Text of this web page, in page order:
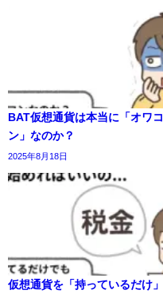
BAT仮想通貨は本当に「オワコ
ン」なのか？
2025年8月18日
仮想通貨を「持っているだけ」